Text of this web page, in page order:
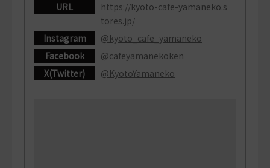
URL
https://kyoto-cafe-yamaneko.s
tores.jp/
Instagram
@kyoto_cafe_yamaneko
Facebook
@cafeyamanekoken
X(Twitter)
@KyotoYamaneko